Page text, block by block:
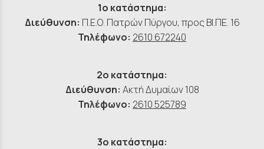
1ο κατάστημα:
Διεύθυνση: Π.Ε.Ο. Πατρών Πύργου, προς ΒΙ.ΠΕ. 16
Τηλέφωνο: 2610 672240
2ο κατάστημα:
Διεύθυνση: Ακτή Δυμαίων 108
Τηλέφωνο: 2610 525789
3ο κατάστημα: